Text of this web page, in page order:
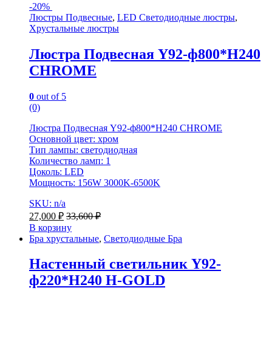
-20%
Люстры Подвесные, LED Светодиодные люстры,
Хрустальные люстры
Люстра Подвесная Y92-ф800*H240
CHROME
0 out of 5
(0)
Люстра Подвесная Y92-ф800*H240 CHROME
Основной цвет: хром
Тип лампы: светодиодная
Количество ламп: 1
Цоколь: LED
Мощность: 156W 3000K-6500K
SKU: n/a
27,000 ₽ 33,600₽
В корзину
Бра хрустальные, Светодиодные Бра
Настенный светильник Y92-
ф220*H240 H-GOLD